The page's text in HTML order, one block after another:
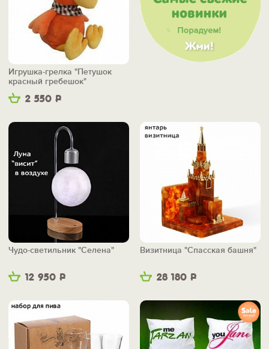
2 550 Р
Игрушка-грелка "Петушок
красный гребешок"
12 950 Р
Чудо-светильник "Селена"
28 180 Р
Визитница "Спасская башня"